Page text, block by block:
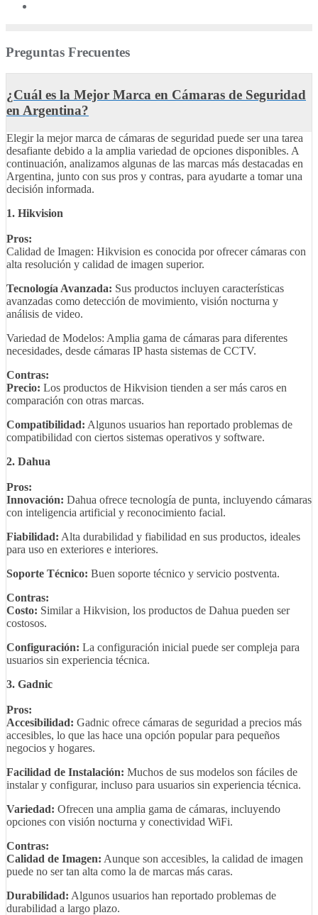
Preguntas Frecuentes
¿Cuál es la Mejor Marca en Cámaras de Seguridad
en Argentina?
Elegir la mejor marca de cámaras de seguridad puede ser una tarea
desafiante debido a la amplia variedad de opciones disponibles. A
continuación, analizamos algunas de las marcas más destacadas en
Argentina, junto con sus pros y contras, para ayudarte a tomar una
decisión informada.
1. Hikvision
Pros:
Calidad de Imagen: Hikvision es conocida por ofrecer cámaras con
alta resolución y calidad de imagen superior.
Tecnología Avanzada: Sus productos incluyen características
avanzadas como detección de movimiento, visión nocturna y
análisis de video.
Variedad de Modelos: Amplia gama de cámaras para diferentes
necesidades, desde cámaras IP hasta sistemas de CCTV.
Contras:
Precio: Los productos de Hikvision tienden a ser más caros en
comparación con otras marcas.
Compatibilidad: Algunos usuarios han reportado problemas de
compatibilidad con ciertos sistemas operativos y software.
2. Dahua
Pros:
Innovación: Dahua ofrece tecnología de punta, incluyendo cámaras
con inteligencia artificial y reconocimiento facial.
Fiabilidad: Alta durabilidad y fiabilidad en sus productos, ideales
para uso en exteriores e interiores.
Soporte Técnico: Buen soporte técnico y servicio postventa.
Contras:
Costo: Similar a Hikvision, los productos de Dahua pueden ser
costosos.
Configuración: La configuración inicial puede ser compleja para
usuarios sin experiencia técnica.
3. Gadnic
Pros:
Accesibilidad: Gadnic ofrece cámaras de seguridad a precios más
accesibles, lo que las hace una opción popular para pequeños
negocios y hogares.
Facilidad de Instalación: Muchos de sus modelos son fáciles de
instalar y configurar, incluso para usuarios sin experiencia técnica.
Variedad: Ofrecen una amplia gama de cámaras, incluyendo
opciones con visión nocturna y conectividad WiFi.
Contras:
Calidad de Imagen: Aunque son accesibles, la calidad de imagen
puede no ser tan alta como la de marcas más caras.
Durabilidad: Algunos usuarios han reportado problemas de
durabilidad a largo plazo.